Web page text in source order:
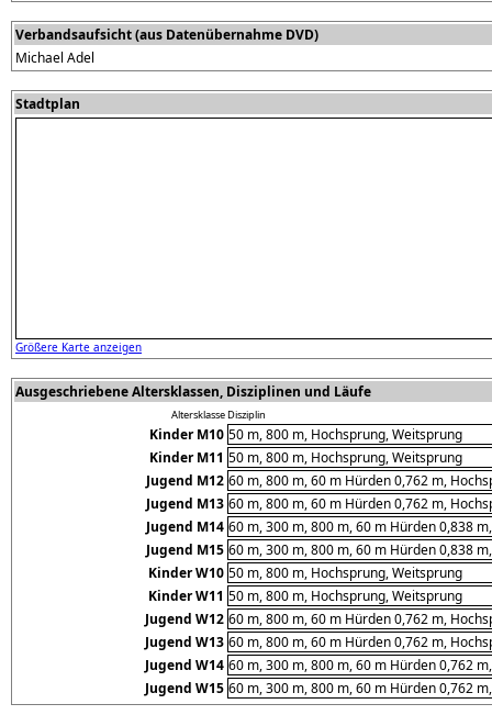
Verbandsaufsicht (aus Datenübernahme DVD)
Michael Adel
Stadtplan
Größere Karte anzeigen
Ausgeschriebene Altersklassen, Disziplinen und Läufe
AltersklasseDisziplin
Kinder M10 50 m, 800 m, Hochsprung, Weitsprung
Kinder M11 50 m, 800 m, Hochsprung, Weitsprung
Jugend M12 60 m, 800 m, 60 m Hürden 0,762 m,
Jugend M13 60 m, 800 m, 60 m Hürden 0,762 m,
Jugend M14 60 m, 300 m, 800 m, 60 m Hürden 0,838
Jugend M15 60 m, 300 m, 800 m, 60 m Hürden 0,838
Kinder W10 50 m, 800 m, Hochsprung, Weitsprung
Kinder W11 50 m, 800 m, Hochsprung, Weitsprung
Jugend W12 60 m, 800 m, 60 m Hürden 0,762 m,
Jugend W13 60 m, 800 m, 60 m Hürden 0,762 m,
Jugend W14 60 m, 300 m, 800 m, 60 m Hürden 0,762
Jugend W15 60 m, 300 m, 800 m, 60 m Hürden 0,762